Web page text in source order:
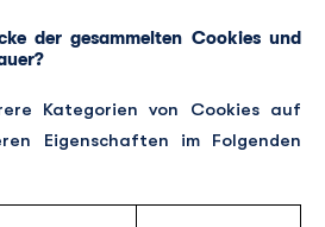
der gesammelten Cookies und
Kategorien von Cookies auf
Eigenschaften im Folgenden